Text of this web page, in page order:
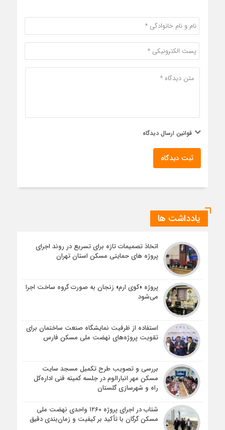
قوانین ارسال دیدگاه
ثبت دیدگاه
یادداشت ها
اتخاذ تصمیمات تازه برای تسریع در روند اجرای
پروژه های حمایتی مسکن استان تهران
پروژه «کوی ارم» زنجان به صورت گروه ساخت اجرا
می‌شود
استفاده از ظرفیت نمایشگاه صنعت ساختمان برای
تقویت پروژه‌های نهضت ملی مسکن فارس
بررسی و تصویب طرح تکمیل مسجد سایت
مسکن مهر انبارالوم در جلسه کمیته فنی اداره‌کل
راه و شهرسازی گلستان
شتاب در اجرای پروژه ۱۲۶۰ واحدی نهضت ملی
مسکن گرگان با تأکید بر کیفیت و زمان‌بندی دقیق